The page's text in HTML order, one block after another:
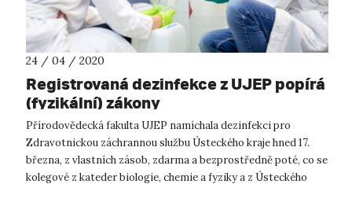
24 / 04 / 2020
Registrovaná dezinfekce z UJEP popírá
(fyzikální) zákony
Přírodovědecká fakulta UJEP namíchala dezinfekci pro
Zdravotnickou záchrannou službu Ústeckého kraje hned 17.
března, z vlastních zásob, zdarma a bezprostředně poté, co se
kolegové z kateder biologie, chemie a fyziky a z Ústeckého